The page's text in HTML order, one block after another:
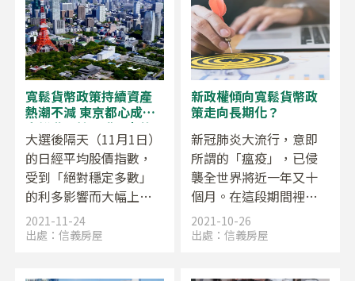
宣言，不只不動產業，
各個業界都陷入凍結。
除了緊急事態宣言，10
月以後每日新增染疫人
數持續下降，越來越少
人感染，但世界各國疫
情失控的情況依然持
續，難以預先評斷走
勢。2022年的不動產市
場將如何發展？
寬鬆貨幣政策持續資產
熱潮不減 東京都心成為
富裕階層較量購買力的
市場
大選後隔天（11月1日）
的日經平均股價指數，
受到「絕對穩定多數」
的利多影響而大幅上
漲。第2次岸田內閣將於
11月10日召開特別國會
2021-11-24
出處： 信義房屋
新政權傾向寬鬆貨幣政
策走向長期化？
新冠肺炎大流行，意即
所謂的「瘟疫」，已侵
襲全世界將近一年又十
個月。在這段期間裡，
全球的社會活動與經濟
活動被迫產生劇烈變
2021-10-26
出處： 信義房屋